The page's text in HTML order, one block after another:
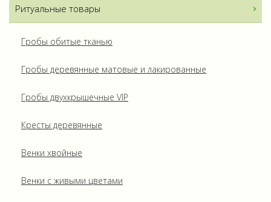
Ритуальные товары
Гробы обитые тканью
Гробы деревянные матовые и лакированные
Гробы двухкрышечные VIP
Кресты деревянные
Венки хвойные
Венки с живыми цветами